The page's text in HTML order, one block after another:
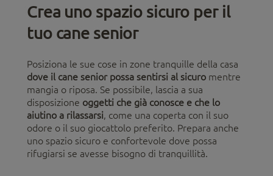
Crea uno spazio sicuro per il
tuo cane senior
Posiziona le sue cose in zone tranquille della casa
dove il cane senior possa sentirsi al sicuro mentre
mangia o riposa. Se possibile, lascia a sua
disposizione oggetti che già conosce e che lo
aiutino a rilassarsi, come una coperta con il suo
odore o il suo giocattolo preferito. Prepara anche
uno spazio sicuro e confortevole dove possa
rifugiarsi se avesse bisogno di tranquillità.